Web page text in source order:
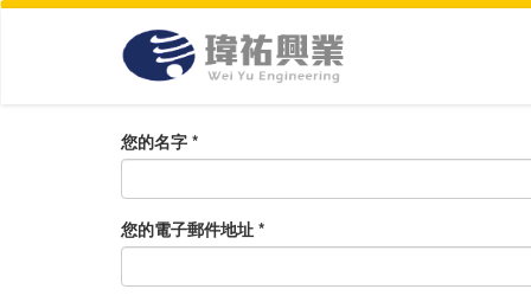
移
您的名字 *
您的電子郵件地址 *